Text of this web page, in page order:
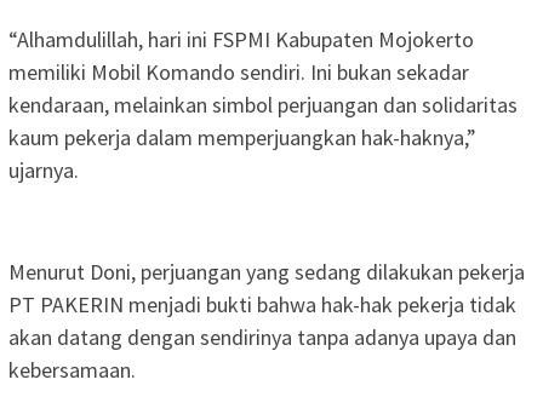
“Alhamdulillah, hari ini FSPMI Kabupaten Mojokerto
memiliki Mobil Komando sendiri. Ini bukan sekadar
kendaraan, melainkan simbol perjuangan dan solidaritas
kaum pekerja dalam memperjuangkan hak-haknya,”
ujarnya.
Menurut Doni, perjuangan yang sedang dilakukan pekerja
PT PAKERIN menjadi bukti bahwa hak-hak pekerja tidak
akan datang dengan sendirinya tanpa adanya upaya dan
kebersamaan.